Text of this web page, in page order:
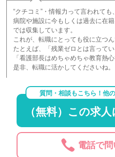
“クチコミ”・情報力って言われても
病院や施設に今もしくは過去に在
では収集しています。
これが、転職にとっても役に立つん
たとえば、「残業ゼロとは言って
「看護部長はめちゃめちゃ教育熱
是非、転職に活かしてくださいね。
質問・相談もこちら！他
（無料）この求
電話で